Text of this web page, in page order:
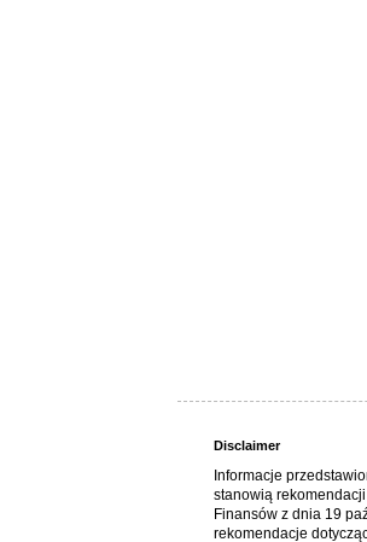
Disclaimer
Informacje
stanowią
Finansów z dnia 19
rekomendacje